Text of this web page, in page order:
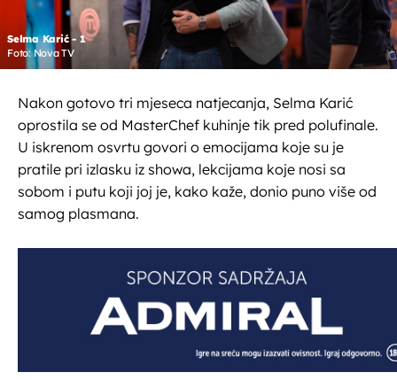
Selma Karić - 1
Foto: Nova TV
Nakon gotovo tri mjeseca natjecanja, Selma Karić
oprostila se od MasterChef kuhinje tik pred polufinale.
U iskrenom osvrtu govori o emocijama koje su je
pratile pri izlasku iz showa, lekcijama koje nosi sa
sobom i putu koji joj je, kako kaže, donio puno više od
samog plasmana.